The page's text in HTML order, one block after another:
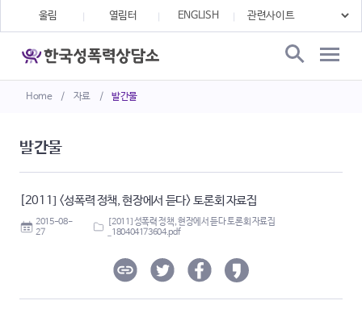
Home / 자료 / 발간물
울림 열림터 ENGLISH
발간물
[2011] <성폭력 정책, 현장에서 듣다> 토론회 자료집
2015-08-
27
[2011] 성폭력 정책, 현장에서 듣다 토론회 자료집
_180404173604.pdf